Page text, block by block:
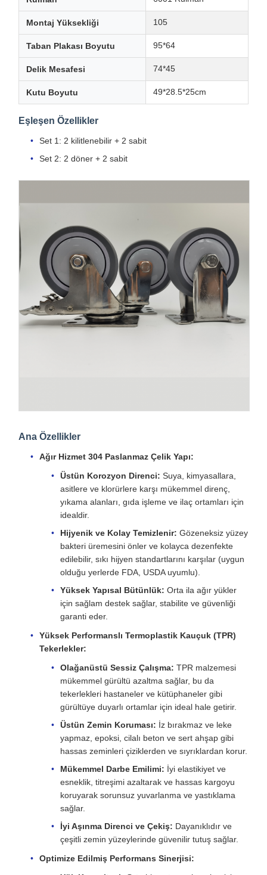
Montaj Yüksekliği 105
Taban Plakası Boyutu 95*64
Delik Mesafesi 74*45
Kutu Boyutu 49*28.5*25cm
Eşleşen Özellikler
Set 1: 2 kilitlenebilir + 2 sabit
Set 2: 2 döner + 2 sabit
Ana Özellikler
Ağır Hizmet 304 Paslanmaz Çelik Yapı:
Üstün Korozyon Direnci: Suya, kimyasallara,
asitlere ve klorürlere karşı mükemmel direnç,
yıkama alanları, gıda işleme ve ilaç ortamları için
idealdir.
Hijyenik ve Kolay Temizlenir: Gözeneksiz yüzey
bakteri üremesini önler ve kolayca dezenfekte
edilebilir, sıkı hijyen standartlarını karşılar (uygun
olduğu yerlerde FDA, USDA uyumlu).
Yüksek Yapısal Bütünlük: Orta ila ağır yükler
için sağlam destek sağlar, stabilite ve güvenliği
garanti eder.
Yüksek Performanslı Termoplastik Kauçuk (TPR)
Tekerlekler:
Olağanüstü Sessiz Çalışma: TPR malzemesi
mükemmel gürültü azaltma sağlar, bu da
tekerlekleri hastaneler ve kütüphaneler gibi
gürültüye duyarlı ortamlar için ideal hale getirir.
Üstün Zemin Koruması: İz bırakmaz ve leke
yapmaz, epoksi, cilalı beton ve sert ahşap gibi
hassas zeminleri çiziklerden ve sıyrıklardan korur.
Mükemmel Darbe Emilimi: İyi elastikiyet ve
esneklik, titreşimi azaltarak ve hassas kargoyu
koruyarak sorunsuz yuvarlanma ve yastıklama
sağlar.
İyi Aşınma Direnci ve Çekiş: Dayanıklıdır ve
çeşitli zemin yüzeylerinde güvenilir tutuş sağlar.
Optimize Edilmiş Performans Sinerjisi: